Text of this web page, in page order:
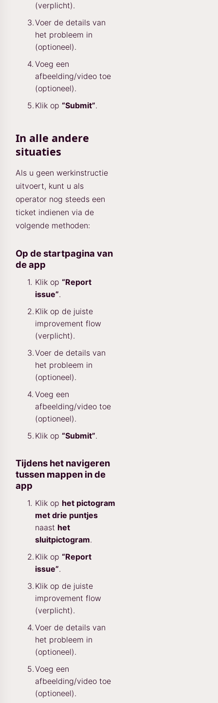
(verplicht).
Voer de details van
het probleem in
(optioneel).
Voeg een
afbeelding/video toe
(optioneel).
Klik op “Submit”.
In alle andere
situaties
Als u geen werkinstructie
uitvoert, kunt u als
operator nog steeds een
ticket indienen via de
volgende methoden:
Op de startpagina van
de app
Klik op “Report
issue”.
Klik op de juiste
improvement flow
(verplicht).
Voer de details van
het probleem in
(optioneel).
Voeg een
afbeelding/video toe
(optioneel).
Klik op “Submit”.
Tijdens het navigeren
tussen mappen in de
app
Klik op het pictogram
met drie puntjes
naast het
sluitpictogram.
Klik op “Report
issue”.
Klik op de juiste
improvement flow
(verplicht).
Voer de details van
het probleem in
(optioneel).
Voeg een
afbeelding/video toe
(optioneel).